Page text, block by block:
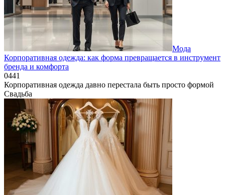
Мода
Корпоративная одежда: как форма превращается в инструмент
бренда и комфорта
0441
Корпоративная одежда давно перестала быть просто формой
Свадьба